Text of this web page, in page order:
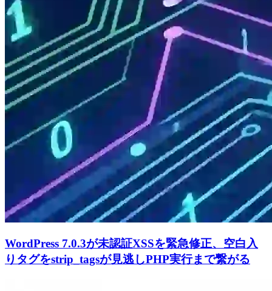
WordPress 7.0.3が未認証XSSを緊急修正、空白入
りタグをstrip_tagsが見逃しPHP実行まで繋がる